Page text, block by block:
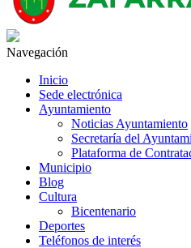
Navegación
Inicio
Sede electrónica
Ayuntamiento
Noticias Ayuntamiento
Secretaría del
Plataforma de
Municipio
Blog
Cultura
Bicentenario
Deportes
Teléfonos de interés